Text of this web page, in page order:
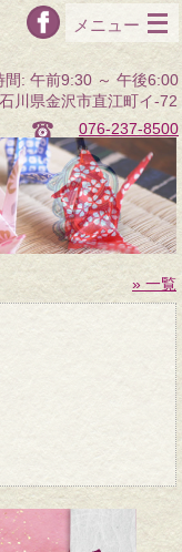
076-237-8500
メニュー
» 一覧